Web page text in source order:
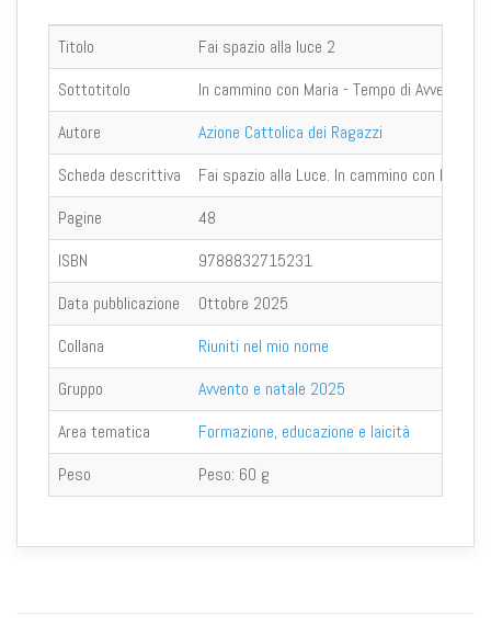
Titolo
Fai spazio alla luce 2
Sottotitolo
In cammino con Maria - Tempo di Avvento e
Autore
Azione Cattolica dei Ragazzi
Scheda descrittiva
Fai spazio alla Luce. In cammino con Maria
Pagine
48
ISBN
9788832715231
Data pubblicazione
Ottobre 2025
Collana
Riuniti nel mio nome
Gruppo
Avvento e natale 2025
Area tematica
Formazione, educazione e laicità
Peso
Peso: 60 g